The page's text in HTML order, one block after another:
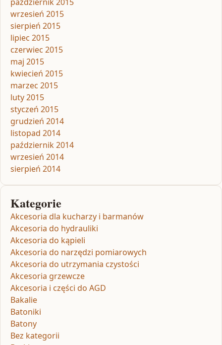
wrzesień 2015
sierpień 2015
lipiec 2015
czerwiec 2015
maj 2015
kwiecień 2015
marzec 2015
luty 2015
styczeń 2015
grudzień 2014
listopad 2014
październik 2014
wrzesień 2014
sierpień 2014
Kategorie
Akcesoria dla kucharzy i barmanów
Akcesoria do hydrauliki
Akcesoria do kąpieli
Akcesoria do narzędzi pomiarowych
Akcesoria do utrzymania czystości
Akcesoria grzewcze
Akcesoria i części do AGD
Bakalie
Batoniki
Batony
Bez kategorii